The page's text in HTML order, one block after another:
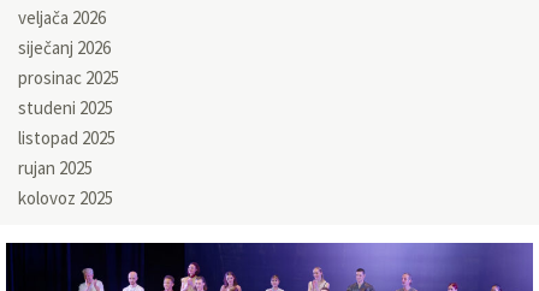
veljača 2026
siječanj 2026
prosinac 2025
studeni 2025
listopad 2025
rujan 2025
kolovoz 2025